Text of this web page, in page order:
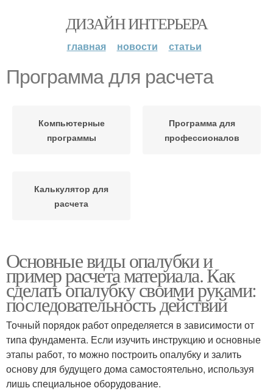
ДИЗАЙН ИНТЕРЬЕРА
главная новости статьи
Программа для расчета
Компьютерные
программы
Программа для
профессионалов
Калькулятор для
расчета
Основные виды опалубки и
пример расчета материала. Как
сделать опалубку своими руками:
последовательность действий
Точный порядок работ определяется в зависимости от
типа фундамента. Если изучить инструкцию и основные
этапы работ, то можно построить опалубку и залить
основу для будущего дома самостоятельно, используя
лишь специальное оборудование.